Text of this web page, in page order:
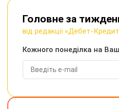
Головне за
від редакції «Дебет-
Кожного понеділка на